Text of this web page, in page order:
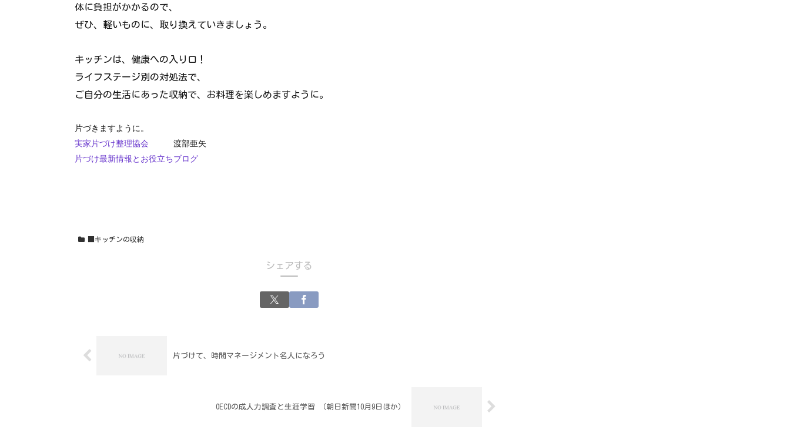
体に負担がかかるので、
ぜひ、軽いものに、取り換えていきましょう。
キッチンは、健康への入り口！
ライフステージ別の対処法で、
ご自分の生活にあった収納で、お料理を楽しめますように。
片づきますように。
実家片づけ整理協会 渡部亜矢
片づけ最新情報とお役立ちブログ
■キッチンの収納
シェアする
片づけて、時間マネージメント名人になろう
OECDの成人力調査と生涯学習 （朝日新聞10月9日ほか）